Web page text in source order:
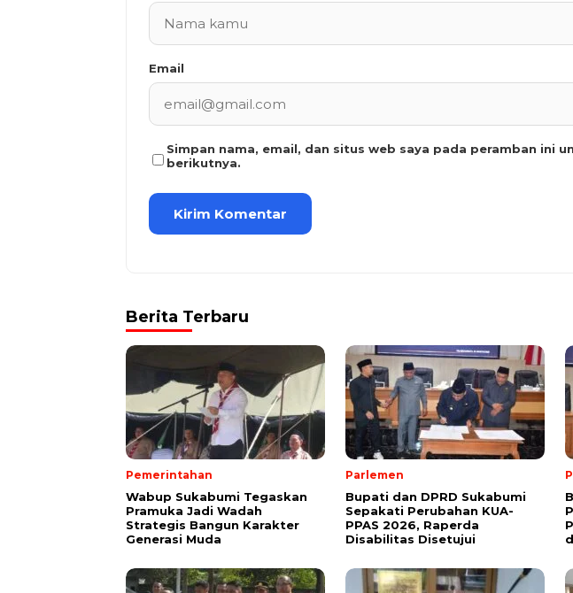
Email
Simpan nama, email, dan situs web saya pada peramban ini
berikutnya.
Berita Terbaru
Pemerintahan
Wabup Sukabumi Tegaskan
Pramuka Jadi Wadah
Strategis Bangun Karakter
Generasi Muda
Parlemen
Bupati dan DPRD Sukabumi
Sepakati Perubahan KUA-
PPAS 2026, Raperda
Disabilitas Disetujui